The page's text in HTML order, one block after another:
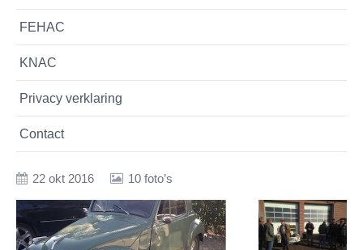
FEHAC
KNAC
Privacy verklaring
Contact
22 okt 2016 10 foto’s